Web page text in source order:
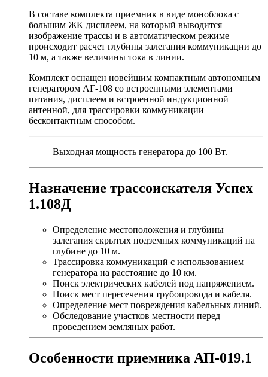
В составе комплекта приемник в виде моноблока с
большим ЖК дисплеем, на который выводится
изображение трассы и в автоматическом режиме
происходит расчет глубины залегания коммуникации до
10 м, а также величины тока в линии.
Комплект оснащен новейшим компактным автономным
генератором АГ-108 со встроенными элементами
питания, дисплеем и встроенной индукционной
антенной, для трассировки коммуникации
бесконтактным способом.
Выходная мощность генератора до 100 Вт.
Назначение трассоискателя Успех
1.108Д
Определение местоположения и глубины
залегания скрытых подземных коммуникаций на
глубине до 10 м.
Трассировка коммуникаций с использованием
генератора на расстояние до 10 км.
Поиск электрических кабелей под напряжением.
Поиск мест пересечения трубопровода и кабеля.
Определение мест повреждения кабельных линий.
Обследование участков местности перед
проведением земляных работ.
Особенности приемника АП-019.1